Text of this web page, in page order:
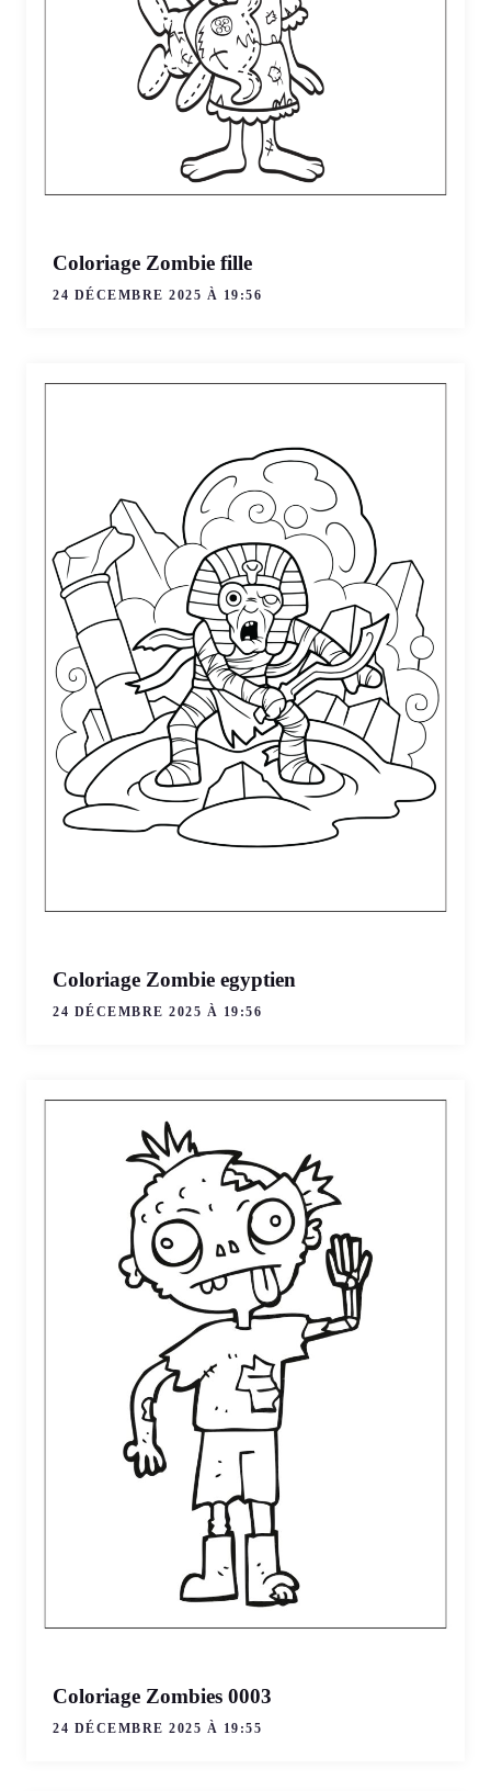
Coloriage Zombie fille
24 DÉCEMBRE 2025 À 19:56
Coloriage Zombie egyptien
24 DÉCEMBRE 2025 À 19:56
Coloriage Zombies 0003
24 DÉCEMBRE 2025 À 19:55